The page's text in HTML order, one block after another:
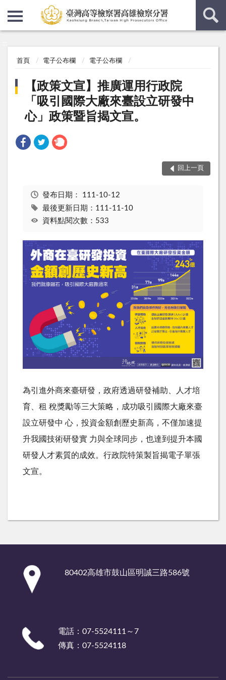
首頁 電子公布欄 電子公布欄
【政策文宣】推廣運用行政院
「吸引國際大廠來臺設立研發中
心」政策暨旨揭文宣。
回上一頁
發布日期： 111-10-12
最後更新日期：111-11-10
資料點閱次數：533
為引進外商來臺研發，政府透過研發補助、人才培
育、租 稅獎勵等三大策略，成功吸引國際大廠來臺
設立研發中 心，投資金額創歷史新高，不僅加速提
升我國技術研發實 力與全球同步，也達到提升本國
研發人才素質的成效。行政院特策製旨揭電子單張
文宣。
80402高雄市鼓山區明誠三路586號
電話：07-5524111～7
傳真：07-5524118